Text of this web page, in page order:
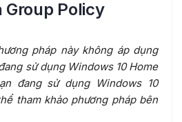
Group Policy
pháp này không áp dụng
sử dụng Windows 10 Home
đang sử dụng Windows 10
tham khảo phương pháp bên